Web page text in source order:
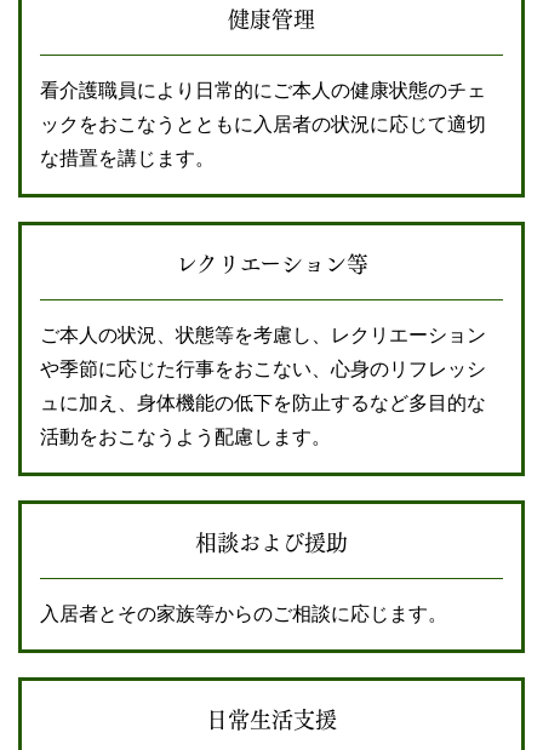
健康管理
看介護職員により日常的にご本人の健康状態のチェ
ックをおこなうとともに入居者の状況に応じて適切
な措置を講じます。
レクリエーション等
ご本人の状況、状態等を考慮し、レクリエーション
や季節に応じた行事をおこない、心身のリフレッシ
ュに加え、身体機能の低下を防止するなど多目的な
活動をおこなうよう配慮します。
相談および援助
入居者とその家族等からのご相談に応じます。
日常生活支援